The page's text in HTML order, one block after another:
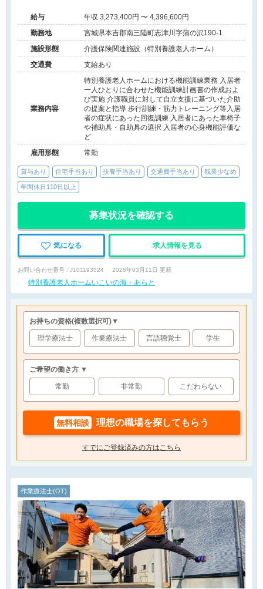
給与
年収 3,273,400円 〜 4,396,600円
勤務地
宮城県本吉郡南三陸町志津川字蒲の沢190-1
施設形態
介護保険関連施設（特別養護老人ホーム）
交通費
支給あり
業務内容
特別養護老人ホームにおける機能訓練業務 入居者
一人ひとりに合わせた機能訓練計画書の作成およ
び実施 介護職員に対して自立支援に基づいた介助
の提案と指導 歩行訓練・筋力トレーニング等入居
者の症状にあった回復訓練 入居者にあった車椅子
や補助具・自助具の選択 入居者の心身機能評価な
ど
雇用形態
常勤
賞与あり 住宅手当あり 扶養手当あり 交通費手当あり 残業少なめ
年間休日110日以上
募集状況を確認する
気になる 求人情報を見る
お問い合わせ番号 : J101193524 2026年03月11日 更新
特別養護老人ホームいこいの海・あらと
お持ちの資格(複数選択可)▼
理学療法士 作業療法士 言語聴覚士 学生
ご希望の働き方 ▼
常勤 非常勤 こだわらない
無料相談 理想の職場を探してもらう
すでにご登録済みの方はこちら
作業療法士(OT)